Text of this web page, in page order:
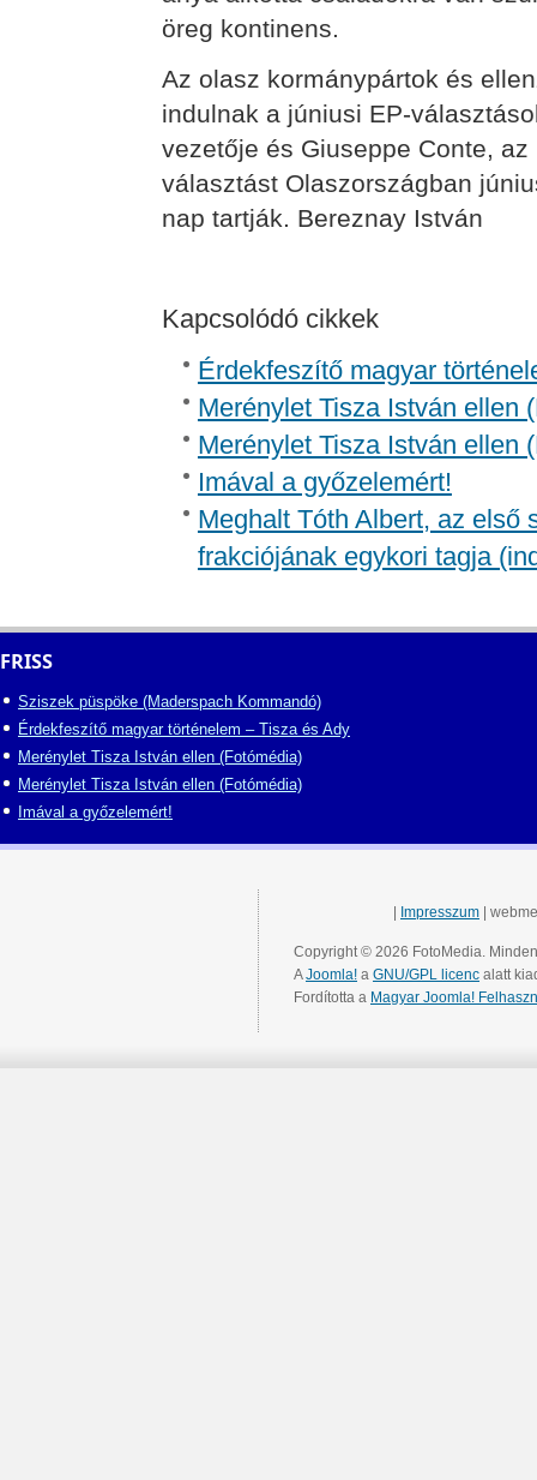
öreg kontinens.
Az olasz kormánypártok és
indulnak a júniusi EP-
vezetője és Giuseppe Conte,
választást Olaszországban
nap tartják. Bereznay István
Kapcsolódó cikkek
Érdekfeszítő magyar
Merénylet Tisza István ellen
Merénylet Tisza István ellen
Imával a győzelemért!
Meghalt Tóth Albert, az első
frakciójának egykori tagja
FRISS
Sziszek püspöke (Maderspach Kommandó)
Érdekfeszítő magyar történelem – Tisza és Ady
Merénylet Tisza István ellen (Fotómédia)
Merénylet Tisza István ellen (Fotómédia)
Imával a győzelemért!
Impresszum |
Copyright © 2026 FotoMedia.
AJoomla! a GNU/GPL licenc alatt
Fordította a Magyar Joomla!